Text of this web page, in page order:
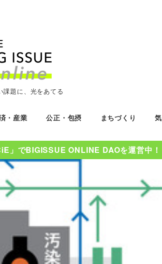
課題に、光をあてる
・産業 公正・包摂 まちづくり
」でBIGISSUE ONLINE DAOを運営中！